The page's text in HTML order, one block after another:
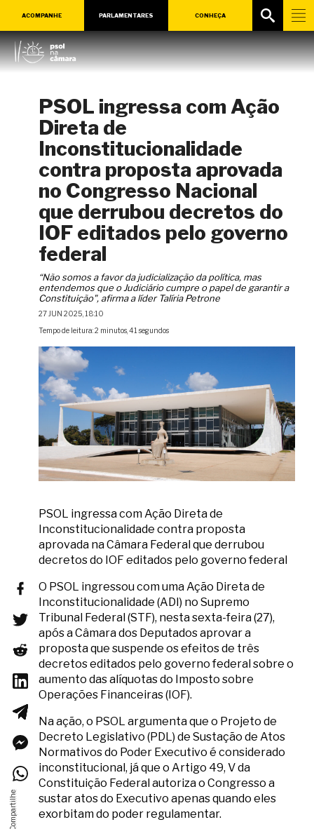
ACOMPANHE PARLAMENTARES CONHEÇA
PSOL ingressa com Ação
Direta de
Inconstitucionalidade
contra proposta aprovada
no Congresso Nacional
que derrubou decretos do
IOF editados pelo governo
federal
“Não somos a favor da judicialização da política, mas
entendemos que o Judiciário cumpre o papel de garantir a
Constituição", afirma a líder Talíria Petrone
27 JUN 2025, 18:10
Tempo de leitura: 2 minutos, 41 segundos
PSOL ingressa com Ação Direta de
Inconstitucionalidade contra proposta
aprovada na Câmara Federal que derrubou
decretos do IOF editados pelo governo federal
O PSOL ingressou com uma Ação Direta de
Inconstitucionalidade (ADI) no Supremo
Tribunal Federal (STF), nesta sexta-feira (27),
após a Câmara dos Deputados aprovar a
proposta que suspende os efeitos de três
decretos editados pelo governo federal sobre o
aumento das alíquotas do Imposto sobre
Operações Financeiras (IOF).
Na ação, o PSOL argumenta que o Projeto de
Decreto Legislativo (PDL) de Sustação de Atos
Normativos do Poder Executivo é considerado
inconstitucional, já que o Artigo 49, V da
Constituição Federal autoriza o Congresso a
sustar atos do Executivo apenas quando eles
exorbitam do poder regulamentar.